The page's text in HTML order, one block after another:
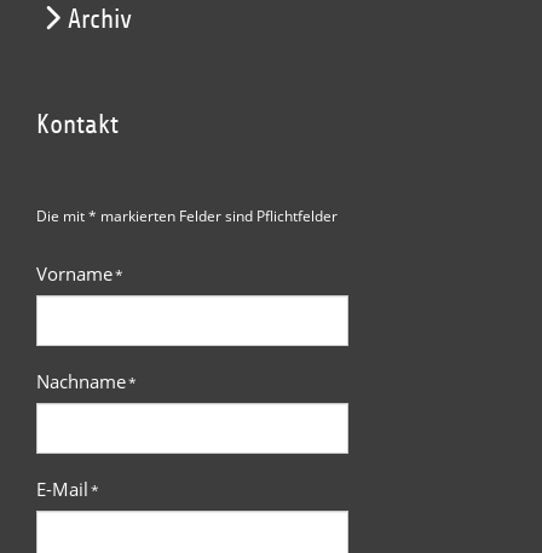
Archiv
Kontakt
Die mit * markierten Felder sind Pflichtfelder
Vorname*
Nachname*
E-Mail*